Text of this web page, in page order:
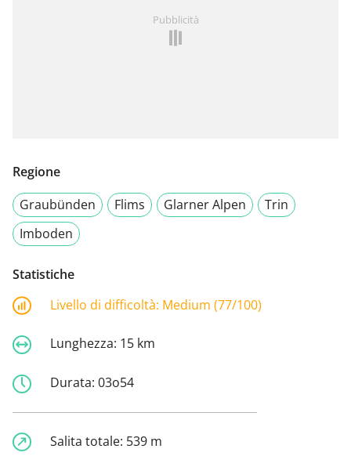
Pubblicità
Regione
Graubünden
Flims Glarner Alpen
Trin
Imboden
Statistiche
Livello di difficoltà: Medium (77/100)
Lunghezza: 15 km
Durata: 03o54
Salita totale: 539 m